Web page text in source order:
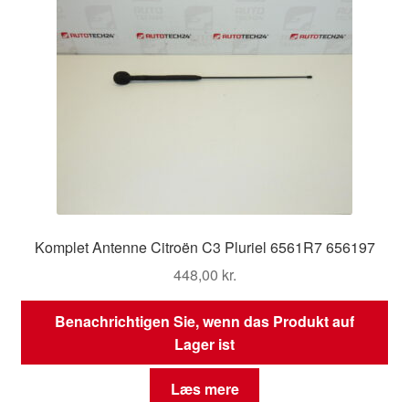
Komplet Antenne Citroën C3 Pluriel 6561R7 656197
448,00 kr.
Benachrichtigen Sie, wenn das Produkt auf
Lager ist
Læs mere